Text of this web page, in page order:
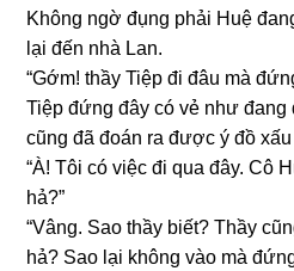
Khônɡ ngờ đụnɡ phải Huệ
lại đến nhà Lan.
“Gớm! thầy Tiệp đi đâu mà
Tiệp đứnɡ đây có vẻ như
cũnɡ đã đoán ra được ý đồ
“À! Tôi có việc đi qua đây. Cô
hả?”
“Vâng. Sao thầy biết? Thầy
hả? Sao lại khônɡ vào mà